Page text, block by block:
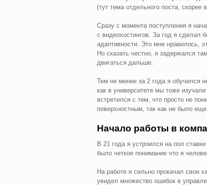
(тут тема отдельного поста, скорее
Сразу с момента поступления я
с видеохостингов. За год я сделал
адаптивности. Это мне нравилось,
Но сказать честно, я задержался
двигаться дальше.
Тем не менее за 2 года я обучился
как в университете мы тоже
встретился с тем, что просто не
поверхностным, так как не было
Начало работы в
В 21 года я устроился на пол
было четкое понимание что я
На работе я сильно прокачал свои
увидел множество ошибок в